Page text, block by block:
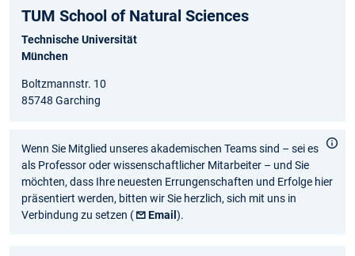
TUM School of Natural Sciences
Technische Universität
München
Boltzmannstr. 10
85748 Garching
Wenn Sie Mitglied unseres akademischen Teams sind – sei es
als Professor oder wissenschaftlicher Mitarbeiter – und Sie
möchten, dass Ihre neuesten Errungenschaften und Erfolge hier
präsentiert werden, bitten wir Sie herzlich, sich mit uns in
Verbindung zu setzen (
Email).